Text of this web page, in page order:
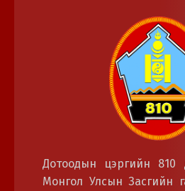
Дотоодын цэргийн 810
Монгол Улсын Засгийн